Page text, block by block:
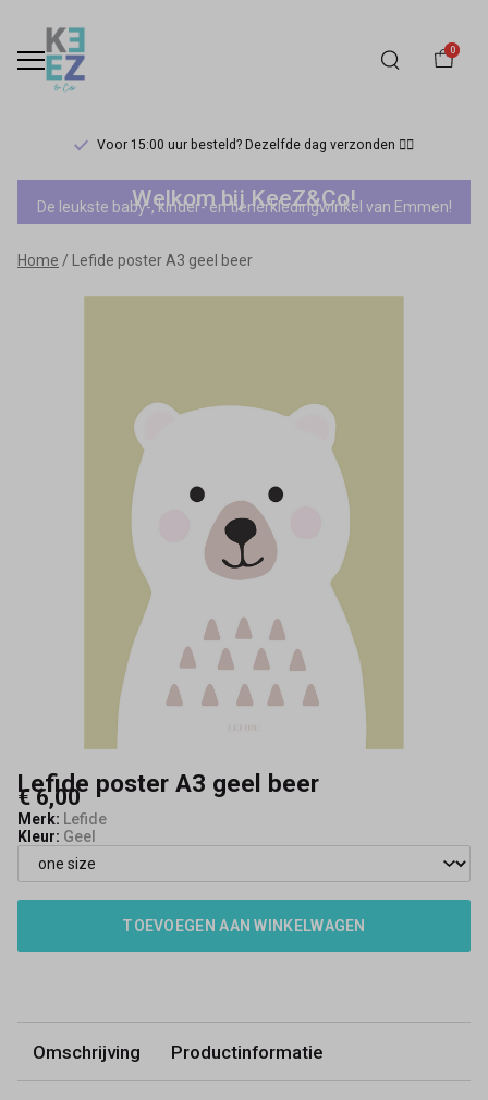
0
Voor 15:00 uur besteld? Dezelfde dag verzonden 🏃‍♀️
Lefide
poster
A3
Keez&Co
Welkom bij KeeZ&Co!
De leukste baby-, kinder- en tienerkledingwinkel van Emmen!
Home Lefide poster A3 geel beer
Lefide poster A3 geel beer
€ 6,00
Merk: Lefide
Kleur: Geel
TOEVOEGEN AAN WINKELWAGEN
Omschrijving Productinformatie